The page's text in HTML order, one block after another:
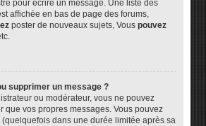
pour écrire un message. Une liste des
affichée en bas de page des forums,
poster de nouveaux sujets, Vouspouvez
supprimer un message ?
ou modérateur, vous ne pouvez
que vos propres messages. Vous pouvez
dans une durée limitée après sa